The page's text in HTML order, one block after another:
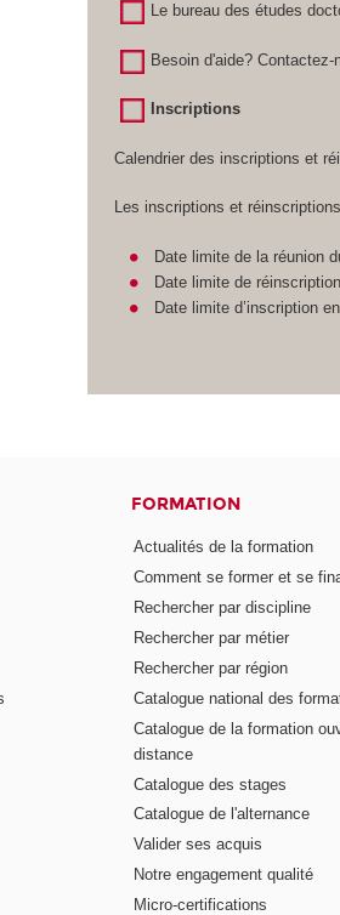
Le bureau des études
Besoin d'aide?
Inscriptions
Calendrier des inscriptions et
Les inscriptions et
Date limite de la réunion
Date limite de
Date limite d’inscription
FORMATION
Actualités de la formation
Comment se former et se
Rechercher par discipline
Rechercher par métier
Rechercher par région
Catalogue national des
Catalogue de la formation
distance
Catalogue des stages
Catalogue de l'alternance
Valider ses acquis
Notre engagement qualité
Micro-certifications